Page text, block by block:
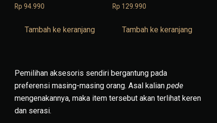
Rp 94.990
Tambah ke keranjang
Rp 129.990
Tambah ke keranjang
Pemilihan aksesoris sendiri bergantung pada
preferensi masing-masing orang. Asal kalian pede
mengenakannya, maka item tersebut akan terlihat keren
dan serasi.